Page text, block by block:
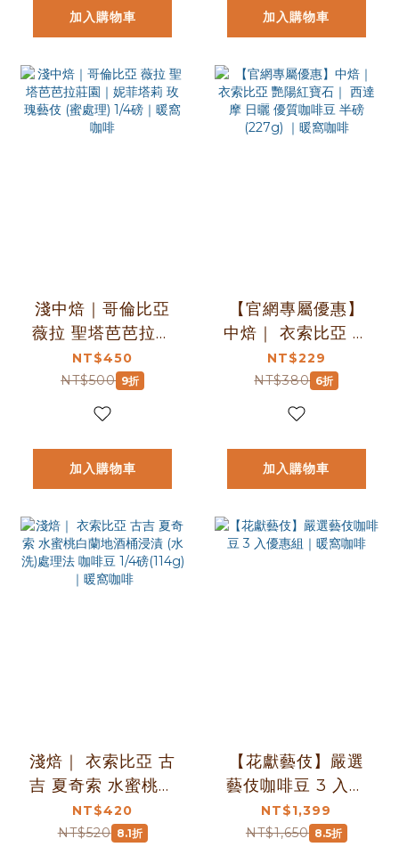
加入購物車 加入購物車
淺中焙｜哥倫比亞
薇拉 聖塔芭芭拉莊
園｜妮菲塔莉 玫瑰
藝伎 (蜜處理) 1/4磅
｜暖窩咖啡
NT$450
NT$500 9折
加入購物車
【官網專屬優惠】
中焙｜ 衣索比亞 艷
陽紅寶石｜ 西達摩
日曬 優質咖啡豆 半
磅(227g) ｜暖窩咖
NT$229
NT$380 6折
加入購物車
淺焙｜ 衣索比亞 古
吉 夏奇索 水蜜桃白
蘭地酒桶浸漬 (水
洗)處理法 咖啡豆
NT$420
NT$520 8.1折
【花獻藝伎】嚴選
藝伎咖啡豆 3 入優
惠組｜暖窩咖啡
NT$1,399
NT$1,650 8.5折